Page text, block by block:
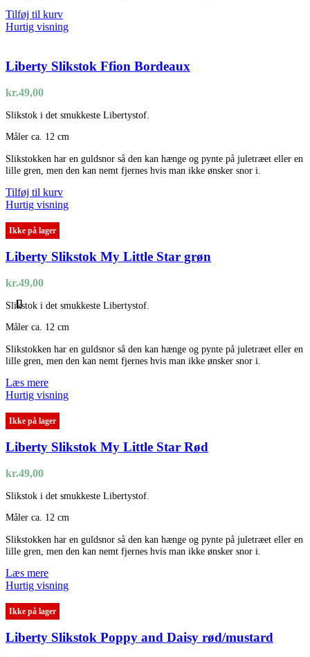
Tilføj til kurv
Hurtig visning
Liberty Slikstok Ffion Bordeaux
kr.49,00
Slikstok i det smukkeste Libertystof.
Måler ca. 12 cm
Slikstokken har en guldsnor så den kan hænge og pynte på juletræet eller en
lille gren, men den kan nemt fjernes hvis man ikke ønsker snor i.
Tilføj til kurv
Hurtig visning
Ikke på lager
Liberty Slikstok My Little Star grøn
kr.49,00
Slikstok i det smukkeste Libertystof.
Måler ca. 12 cm
Slikstokken har en guldsnor så den kan hænge og pynte på juletræet eller en
lille gren, men den kan nemt fjernes hvis man ikke ønsker snor i.
Læs mere
Hurtig visning
Ikke på lager
Liberty Slikstok My Little Star Rød
kr.49,00
Slikstok i det smukkeste Libertystof.
Måler ca. 12 cm
Slikstokken har en guldsnor så den kan hænge og pynte på juletræet eller en
lille gren, men den kan nemt fjernes hvis man ikke ønsker snor i.
Læs mere
Hurtig visning
Ikke på lager
Liberty Slikstok Poppy and Daisy rød/mustard